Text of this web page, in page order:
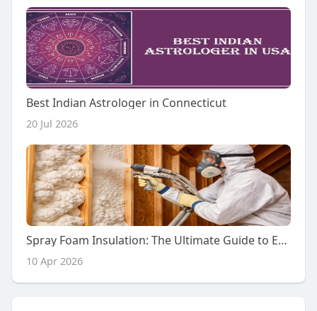
Best Indian Astrologer in Connecticut
20 Jul 2026
Spray Foam Insulation: The Ultimate Guide to Energy Efficiency, Comfort, and Long-Term Savings
10 Apr 2026